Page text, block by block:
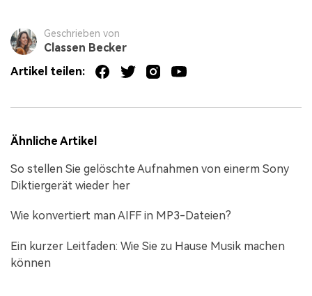
Geschrieben von
Classen Becker
Artikel teilen:
Ähnliche Artikel
So stellen Sie gelöschte Aufnahmen von einerm Sony
Diktiergerät wieder her
Wie konvertiert man AIFF in MP3-Dateien?
Ein kurzer Leitfaden: Wie Sie zu Hause Musik machen
können